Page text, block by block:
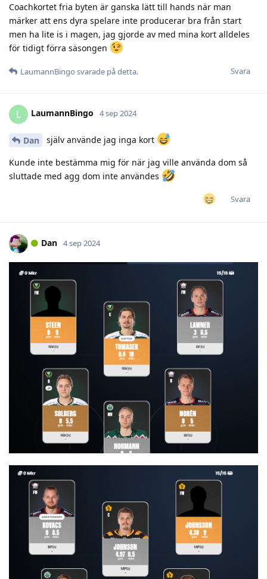
Coachkortet fria byten är ganska lätt till hands när man
märker att ens dyra spelare inte producerar bra från start
men ha lite is i magen, jag gjorde av med mina kort alldeles
för tidigt förra säsongen
Svara
LaumannBingo svarade på detta.
L LaumannBingo 4 sep 2024
Dan själv använde jag inga kort
Kunde inte bestämma mig för när jag ville använda dom så
sluttade med agg dom inte användes
Svara
Dan 4 sep 2024